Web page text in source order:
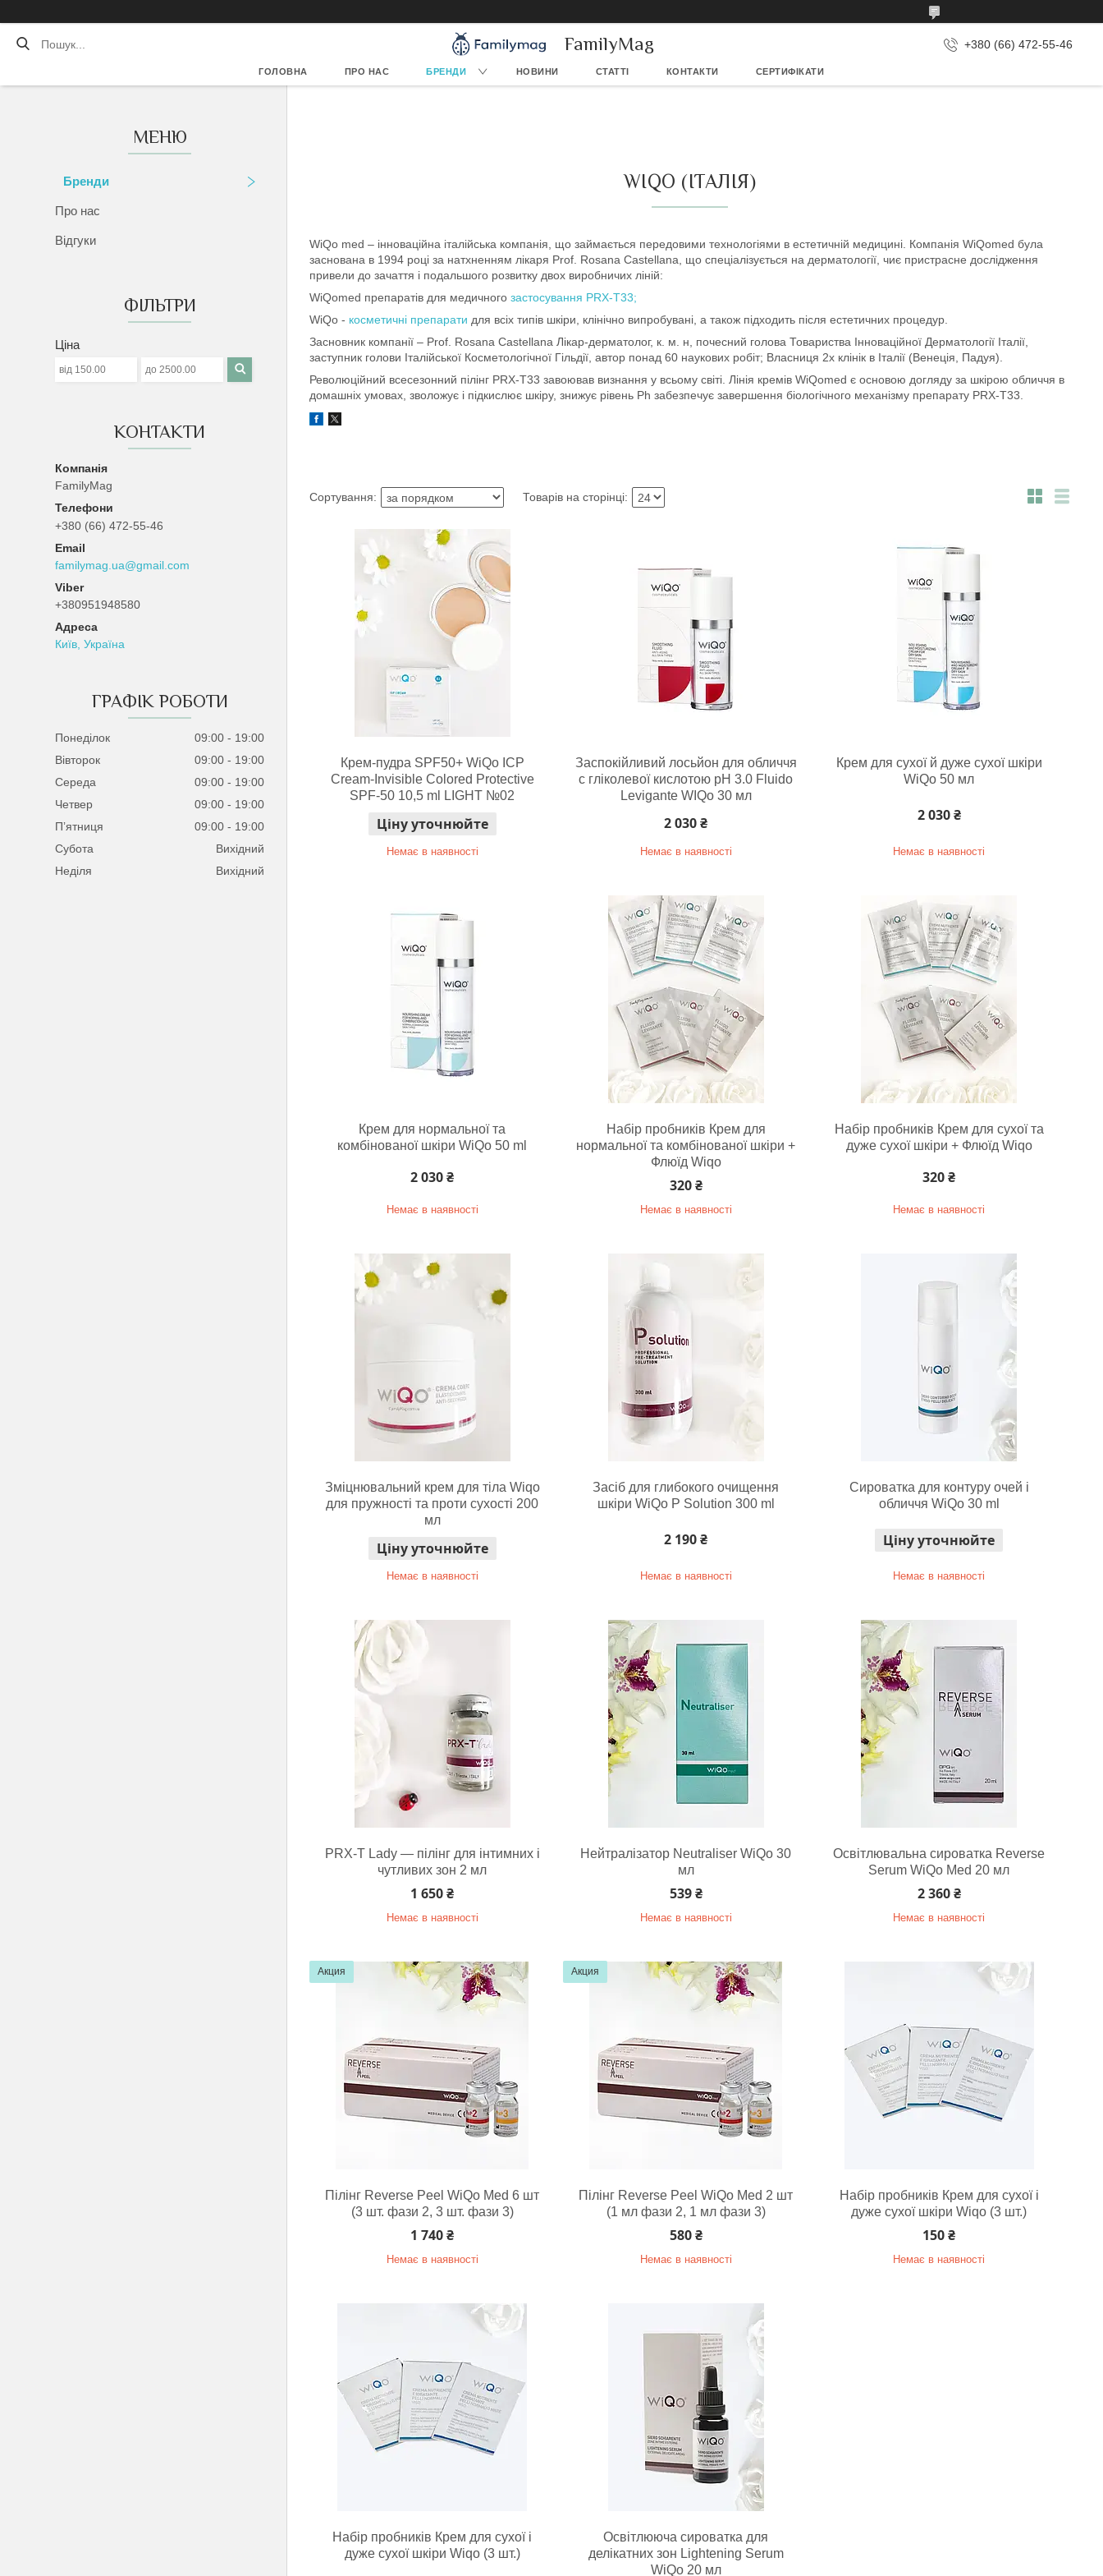
FamilyMag +380 (66) 472-55-46
ГОЛОВНА ПРО НАС БРЕНДИ НОВИНИ СТАТТІ КОНТАКТИ СЕРТИФІКАТИ
Бренди
Про нас
Відгуки
ФІЛЬТРИ
Ціна
КОНТАКТИ
FamilyMag
+380 (66) 472-55-46
familymag.ua@gmail.com
+380951948580
Київ, Україна
ГРАФІК РОБОТИ
Понеділок 09:00
19:00
Вівторок
09:00
19:00
Середа
09:00
19:00
Четвер
09:00
19:00
Пʼятниця
09:00
19:00
Субота
Вихідний
Неділя
Вихідний
WIQO (ІТАЛІЯ)
WiQo med – інноваційна італійська компанія, що займається передовими технологіями в естетичній медицині. Компанія WiQomed була
заснована в 1994 році за натхненням лікаря Prof. Rosana Castellana, що спеціалізується на дерматології, чиє пристрасне дослідження
привели до зачаття і подальшого розвитку двох виробничих ліній:
WiQomed препаратів для медичного застосування PRX-Т33;
WiQo - косметичні препарати для всіх типів шкіри, клінічно випробувані, а також підходить після естетичних процедур.
Засновник компанії – Prof. Rosana Castellana Лікар-дерматолог, к. м. н, почесний голова Товариства Інноваційної Дерматології Італії,
заступник голови Італійської Косметологічної Гільдії, автор понад 60 наукових робіт; Власниця 2х клінік в Італії (Венеція, Падуя).
Революційний всесезонний пілінг PRX-T33 завоював визнання у всьому світі. Лінія кремів WiQomed є основою догляду за шкірою обличчя в
домашніх умовах, зволожує і підкислює шкіру, знижує рівень Ph забезпечує завершення біологічного механізму препарату PRX-T33.
Крем-пудра SPF50+ WiQo ICP
Cream-Invisible Colored Protective
SPF-50 10,5 ml LIGHT №02
Ціну уточнюйте
Немає в наявності
Заспокійливий лосьйон для обличчя
c гліколевої кислотою рН 3.0 Fluido
Levigante WIQo 30 мл
2 030 ₴
Немає в наявності
Крем для сухої й дуже сухої шкіри
WiQo 50 мл
2 030 ₴
Немає в наявності
Крем для нормальної та
комбінованої шкіри WiQo 50 ml
2 030 ₴
Немає в наявності
Набір пробників Крем для
нормальної та комбінованої шкіри +
Флюїд Wiqo
320 ₴
Немає в наявності
Набір пробників Крем для сухої та
дуже сухої шкіри + Флюїд Wiqo
320 ₴
Немає в наявності
Зміцнювальний крем для тіла Wiqo
для пружності та проти сухості 200
мл
Ціну уточнюйте
Немає в наявності
Засіб для глибокого очищення
шкіри WiQo P Solution 300 ml
2 190 ₴
Немає в наявності
Сироватка для контуру очей і
обличчя WiQo 30 ml
Ціну уточнюйте
Немає в наявності
PRX-T Lady — пілінг для інтимних і
чутливих зон 2 мл
1 650 ₴
Немає в наявності
Нейтралізатор Neutraliser WiQo 30
мл
539 ₴
Немає в наявності
Освітлювальна сироватка Reverse
Serum WiQo Med 20 мл
2 360 ₴
Немає в наявності
Акция
Пілінг Reverse Peel WiQo Med 6 шт
(3 шт. фази 2, 3 шт. фази 3)
1 740 ₴
Немає в наявності
Акция
Пілінг Reverse Peel WiQo Med 2 шт
(1 мл фази 2, 1 мл фази 3)
580 ₴
Немає в наявності
Набір пробників Крем для сухої і
дуже сухої шкіри Wiqo (3 шт.)
150 ₴
Немає в наявності
Набір пробників Крем для сухої і
дуже сухої шкіри Wiqo (3 шт.)
Освітлююча сироватка для
делікатних зон Lightening Serum
WiQo 20 мл